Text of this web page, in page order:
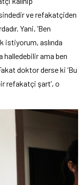
ve refakatçiden
Yani, ‘Ben
istiyorum, aslında
halledebilir ama ben
doktor derse ki ‘Bu
refakatçi şart’, o